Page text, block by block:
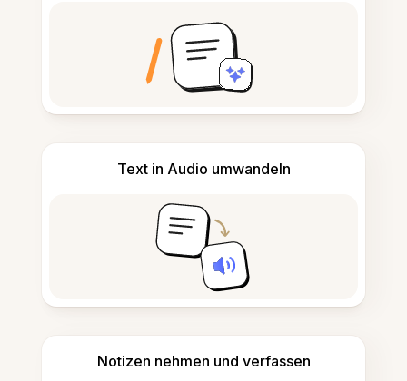
Text in Audio umwandeln
Notizen nehmen und verfassen